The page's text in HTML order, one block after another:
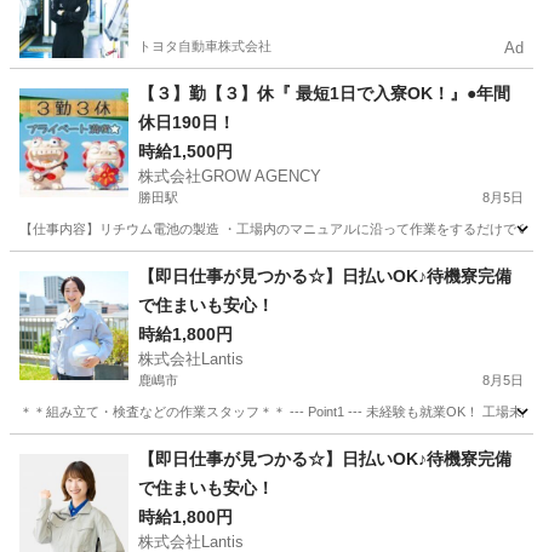
トヨタ自動車株式会社 Ad
【３】勤【３】休『 最短1日で入寮OK！』●年間
休日190日！
時給1,500円
株式会社GROW AGENCY
勝田駅 8月5日
【仕事内容】リチウム電池の製造 ・工場内のマニュアルに沿って作業をするだけで
ひたちなか市 勝田駅 工場 時給
【即日仕事が見つかる☆】日払いOK♪待機寮完備
で住まいも安心！
時給1,800円
株式会社Lantis
鹿嶋市 8月5日
＊＊組み立て・検査などの作業スタッフ＊＊ --- Point1 --- 未経験も就業OK！ 工場未
工場 スタッフ
【即日仕事が見つかる☆】日払いOK♪待機寮完備
で住まいも安心！
時給1,800円
株式会社Lantis